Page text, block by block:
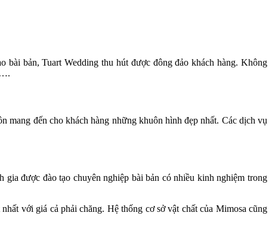
bản, Tuart Wedding thu hút được đông đảo khách hàng. Không
đến cho khách hàng những khuôn hình đẹp nhất. Các dịch vụ
được đào tạo chuyên nghiệp bài bản có nhiều kinh nghiệm trong
với giá cả phải chăng. Hệ thống cơ sở vật chất của Mimosa cũng